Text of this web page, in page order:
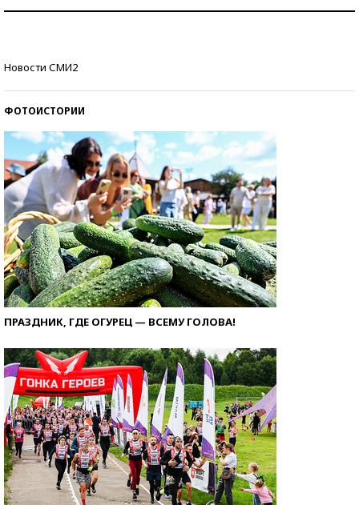
Новости СМИ2
ФОТОИСТОРИИ
ПРАЗДНИК, ГДЕ ОГУРЕЦ — ВСЕМУ ГОЛОВА!